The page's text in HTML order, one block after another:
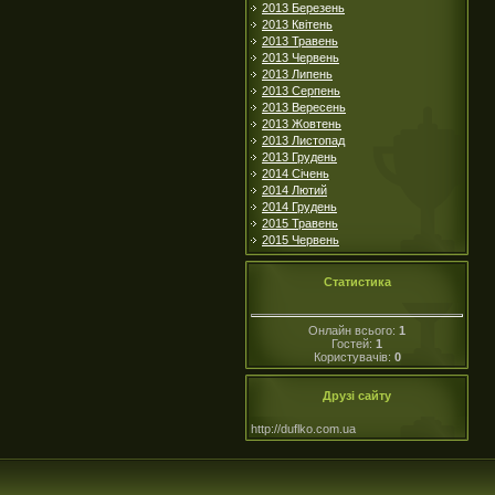
2013 Березень
2013 Квітень
2013 Травень
2013 Червень
2013 Липень
2013 Серпень
2013 Вересень
2013 Жовтень
2013 Листопад
2013 Грудень
2014 Січень
2014 Лютий
2014 Грудень
2015 Травень
2015 Червень
Статистика
Онлайн всього: 1
Гостей: 1
Користувачів: 0
Друзі сайту
http://duflko.com.ua